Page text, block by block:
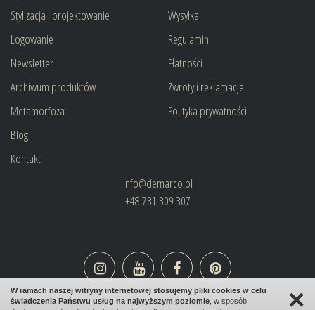
Stylizacja i projektowanie
Logowanie
Newsletter
Archiwum produktów
Metamorfoza
Blog
Kontakt
Wysyłka
Regulamin
Płatności
Zwroty i reklamacje
Polityka prywatności
info@demarco.pl
+48 731 309 307
design:bombadilo.pl|cms:kotonski.pl ×
W ramach naszej witryny internetowej stosujemy pliki cookies w celu
świadczenia Państwu usług na najwyższym poziomie , w sposób